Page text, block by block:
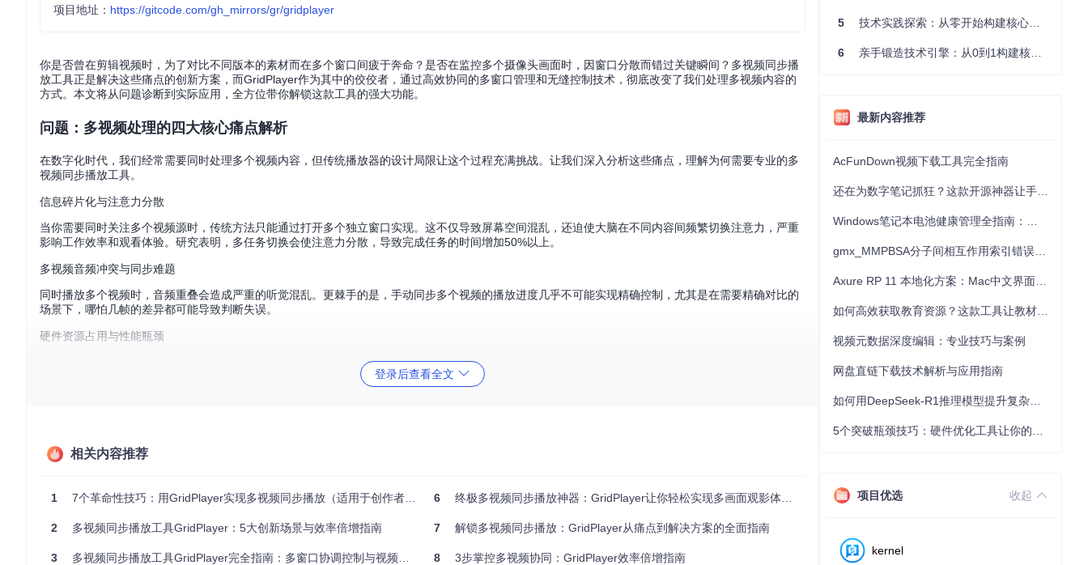
项目地址： https://gitcode.com/gh_mirrors/gr/gridplayer
你是否曾在剪辑视频时，为了对比不同版本的素材而在多个窗口间疲于奔命？是否在监控多个摄像头画面时，因窗口分散而错过关键瞬间？多视频同步播
放工具正是解决这些痛点的创新方案，而GridPlayer作为其中的佼佼者，通过高效协同的多窗口管理和无缝控制技术，彻底改变了我们处理多视频内容的
方式。本文将从问题诊断到实际应用，全方位带你解锁这款工具的强大功能。
问题：多视频处理的四大核心痛点解析
在数字化时代，我们经常需要同时处理多个视频内容，但传统播放器的设计局限让这个过程充满挑战。让我们深入分析这些痛点，理解为何需要专业的多
视频同步播放工具。
信息碎片化与注意力分散
当你需要同时关注多个视频源时，传统方法只能通过打开多个独立窗口实现。这不仅导致屏幕空间混乱，还迫使大脑在不同内容间频繁切换注意力，严重
影响工作效率和观看体验。研究表明，多任务切换会使注意力分散，导致完成任务的时间增加50%以上。
多视频音频冲突与同步难题
同时播放多个视频时，音频重叠会造成严重的听觉混乱。更棘手的是，手动同步多个视频的播放进度几乎不可能实现精确控制，尤其是在需要精确对比的
场景下，哪怕几帧的差异都可能导致判断失误。
硬件资源占用与性能瓶颈
普通电脑同时运行多个视频播放器会显著消耗系统资源，导致播放卡顿、画面撕裂等问题。大多数用户没有意识到，多个独立播放器会重复加载解码组
件，造成内存和CPU的浪费，这也是为什么同时打开3-4个视频就会明显感到系统变慢的原因。
换，这种重复劳动不仅降低效率，还容易出错。
心，让复杂的多视频处理变得简单直观。
🎯 智能分屏算法：像交通指挥员协调多视频流
登录后查看全文
相关内容推荐
1 7个革命性技巧：用GridPlayer实现多视频同步播放（适用于创作者、教育者与监控人员）
2 多视频同步播放工具GridPlayer：5大创新场景与效率倍增指南
3 多视频同步播放工具GridPlayer完全指南：多窗口协调控制与视频网格布局解决方案
6 终极多视频同步播放神器：GridPlayer让你轻松实现多画面观影体验 🎬
7 解锁多视频同步播放：GridPlayer从痛点到解决方案的全面指南
8 3步掌控多视频协同：GridPlayer效率倍增指南
5 技术实践探索：从零开始构建核心系统的实践指南
6 亲手锻造技术引擎：从0到1构建核心系统的实践指南
最新内容推荐
AcFunDown视频下载工具完全指南
视频元数据深度编辑：专业技巧与案例
网盘直链下载技术解析与应用指南
项目优选 收起
kernel